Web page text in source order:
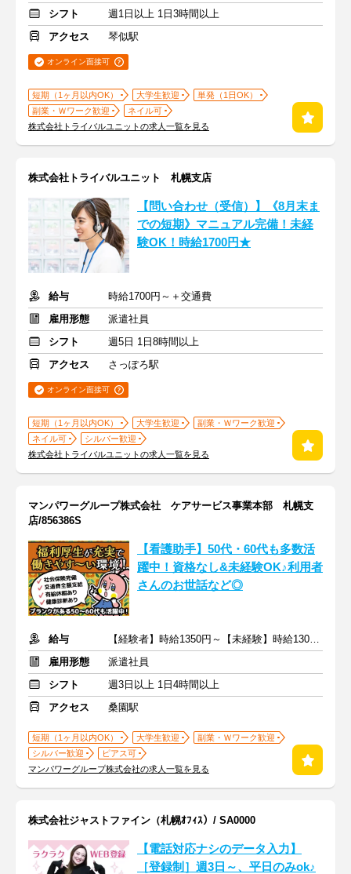
シフト
週1日以上 1日3時間以上
アクセス
琴似駅
オンライン面接可
短期（1ヶ月以内OK） 大学生歓迎
単発（1日OK）
副業・Ｗワーク歓迎
ネイル可
株式会社トライバルユニットの求人一覧を見る
株式会社トライバルユニット 札幌支店
【問い合わせ（受信）】《8月末ま
での短期》マニュアル完備！未経
験OK！時給1700円★
給与
時給1700円～＋交通費
雇用形態
派遣社員
シフト
週5日 1日8時間以上
アクセス
さっぽろ駅
オンライン面接可
短期（1ヶ月以内OK） 大学生歓迎
副業・Ｗワーク歓迎
ネイル可
シルバー歓迎
株式会社トライバルユニットの求人一覧を見る
マンパワーグループ株式会社 ケアサービス事業本部 札幌支
店/856386S
【看護助手】50代・60代も多数活
躍中！資格なし&未経験OK♪利用者
さんのお世話など◎
給与
【経験者】時給1350円～【未経験】時給1300円～ ※交通費全額
雇用形態
派遣社員
シフト
週3日以上 1日4時間以上
アクセス
桑園駅
短期（1ヶ月以内OK） 大学生歓迎
副業・Ｗワーク歓迎
シルバー歓迎
ピアス可
マンパワーグループ株式会社の求人一覧を見る
株式会社ジャストファイン（札幌ｵﾌｨｽ）/ SA0000
【電話対応ナシのデータ入力】
［登録制］週3日～、平日のみok♪